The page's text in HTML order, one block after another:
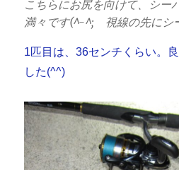
こちらにお尻を向けて、シー
満々です(^-^; 視線の先にシ
1匹目は、36センチくらい。
した(^^)